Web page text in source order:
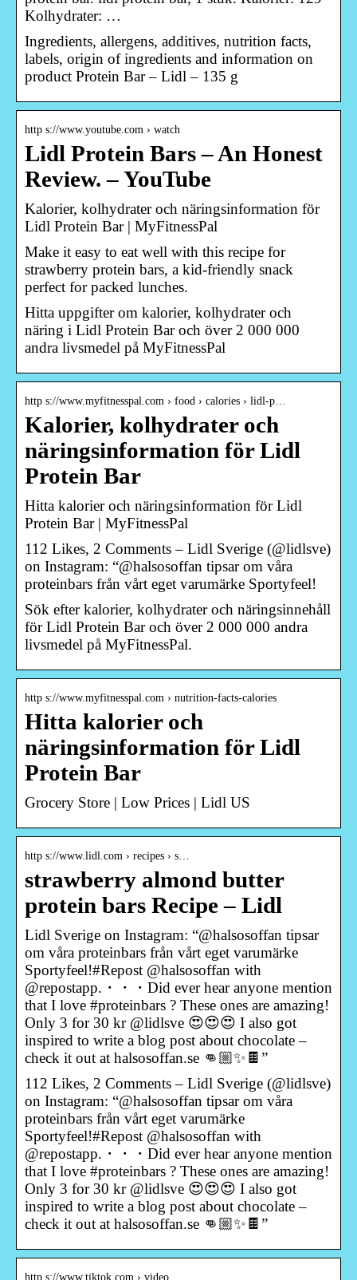
Kolhydrater: …
Ingredients, allergens, additives, nutrition facts,
labels, origin of ingredients and information on
product Protein Bar – Lidl – 135 g
http s://www.youtube.com › watch
Lidl Protein Bars – An Honest
Review. – YouTube
Kalorier, kolhydrater och näringsinformation för
Lidl Protein Bar | MyFitnessPal
Make it easy to eat well with this recipe for
strawberry protein bars, a kid-friendly snack
perfect for packed lunches.
Hitta uppgifter om kalorier, kolhydrater och
näring i Lidl Protein Bar och över 2 000 000
andra livsmedel på MyFitnessPal
http s://www.myfitnesspal.com › food › calories › lidl-p…
Kalorier, kolhydrater och
näringsinformation för Lidl
Protein Bar
Hitta kalorier och näringsinformation för Lidl
Protein Bar | MyFitnessPal
112 Likes, 2 Comments – Lidl Sverige (@lidlsve)
on Instagram: “@halsosoffan tipsar om våra
proteinbars från vårt eget varumärke Sportyfeel!
Sök efter kalorier, kolhydrater och näringsinnehåll
för Lidl Protein Bar och över 2 000 000 andra
livsmedel på MyFitnessPal.
http s://www.myfitnesspal.com › nutrition-facts-calories
Hitta kalorier och
näringsinformation för Lidl
Protein Bar
Grocery Store | Low Prices | Lidl US
http s://www.lidl.com › recipes › s…
strawberry almond butter
protein bars Recipe – Lidl
Lidl Sverige on Instagram: “@halsosoffan tipsar
om våra proteinbars från vårt eget varumärke
Sportyfeel!#Repost @halsosoffan with
@repostapp.・・・Did ever hear anyone mention
that I love #proteinbars ? These ones are amazing!
Only 3 for 30 kr @lidlsve 😍😍😍 I also got
inspired to write a blog post about chocolate –
check it out at halsosoffan.se 👊🏼✨🍫”
112 Likes, 2 Comments – Lidl Sverige (@lidlsve)
on Instagram: “@halsosoffan tipsar om våra
proteinbars från vårt eget varumärke
Sportyfeel!#Repost @halsosoffan with
@repostapp.・・・Did ever hear anyone mention
that I love #proteinbars ? These ones are amazing!
Only 3 for 30 kr @lidlsve 😍😍😍 I also got
inspired to write a blog post about chocolate –
check it out at halsosoffan.se 👊🏼✨🍫”
http s://www.tiktok.com › video